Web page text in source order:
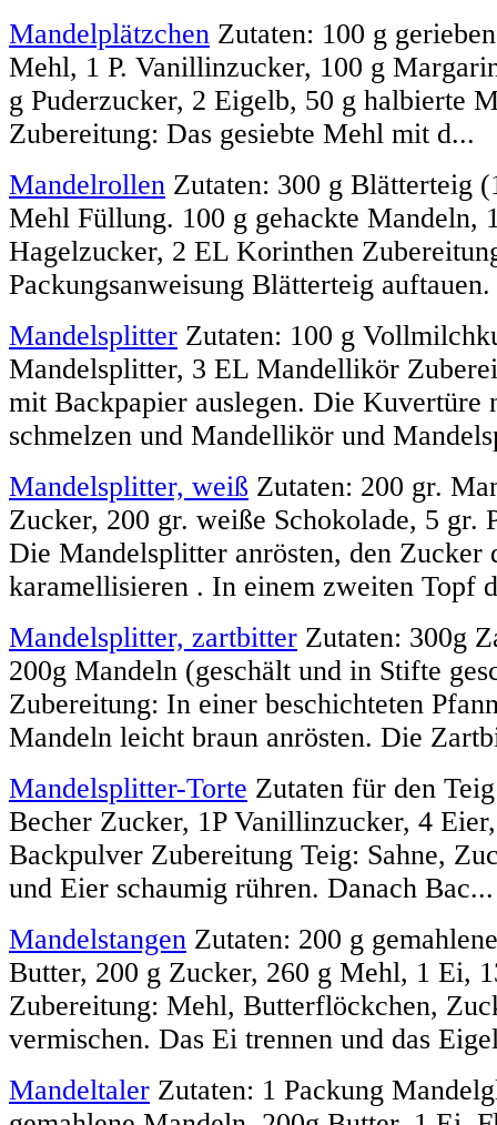
Mandelplätzchen Zutaten: 100 g
Mehl, 1 P. Vanillinzucker, 100 g
g Puderzucker, 2 Eigelb, 50 g halbierte
Zubereitung: Das gesiebte Mehl mit d...
Mandelrollen Zutaten: 300 g Blätterteig
Mehl Füllung. 100 g gehackte Mandeln,
Hagelzucker, 2 EL Korinthen
Packungsanweisung Blätterteig
Mandelsplitter Zutaten: 100 g
Mandelsplitter, 3 EL Mandellikör
mit Backpapier auslegen. Die Kuvertüre
schmelzen und Mandellikör und
Mandelsplitter, weiß Zutaten: 200 gr.
Zucker, 200 gr. weiße Schokolade, 5 gr.
Die Mandelsplitter anrösten, den Zucker
karamellisieren . In einem zweiten Topf
Mandelsplitter, zartbitter Zutaten: 300g
200g Mandeln (geschält und in Stifte
Zubereitung: In einer beschichteten
Mandeln leicht braun anrösten. Die
Mandelsplitter-Torte Zutaten für den
Becher Zucker, 1P Vanillinzucker, 4
Backpulver Zubereitung Teig: Sahne,
und Eier schaumig rühren. Danach Bac...
Mandelstangen Zutaten: 200 g
Butter, 200 g Zucker, 260 g Mehl, 1 Ei,
Zubereitung: Mehl, Butterflöckchen,
vermischen. Das Ei trennen und das
Mandeltaler Zutaten: 1 Packung